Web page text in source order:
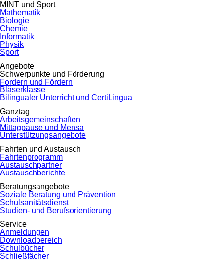
MINT und Sport
Mathematik
Biologie
Chemie
Informatik
Physik
Sport
Angebote
Schwerpunkte und Förderung
Fordern und Fördern
Bläserklasse
Bilingualer Unterricht und CertiLingua
Ganztag
Arbeitsgemeinschaften
Mittagpause und Mensa
Unterstützungsangebote
Fahrten und Austausch
Fahrtenprogramm
Austauschpartner
Austauschberichte
Beratungsangebote
Soziale Beratung und Prävention
Schulsanitätsdienst
Studien- und Berufsorientierung
Service
Anmeldungen
Downloadbereich
Schulbücher
Schließfächer